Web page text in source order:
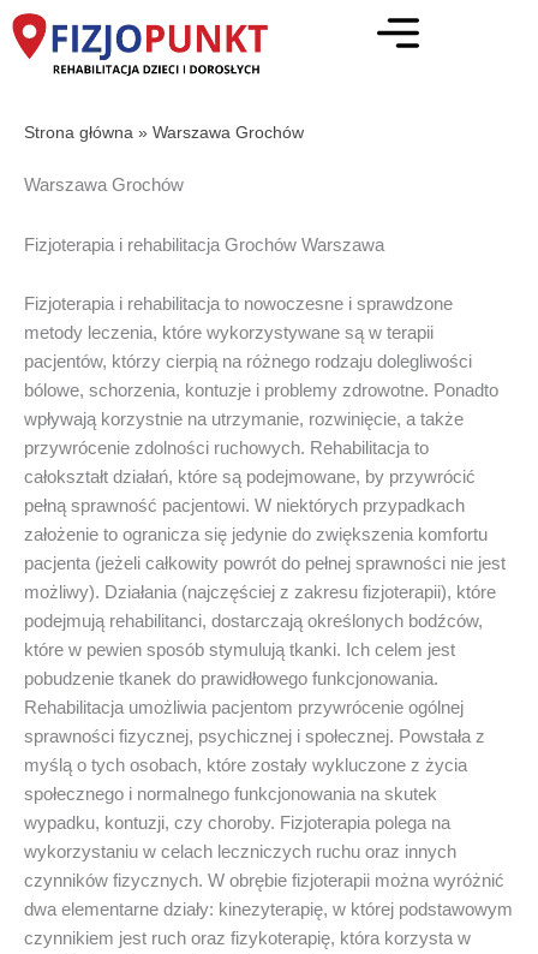
Przejdź
do
Strona główna » Warszawa Grochów
Warszawa Grochów
Fizjoterapia i rehabilitacja Grochów Warszawa
Fizjoterapia i rehabilitacja to nowoczesne i sprawdzone
metody leczenia, które wykorzystywane są w terapii
pacjentów, którzy cierpią na różnego rodzaju dolegliwości
bólowe, schorzenia, kontuzje i problemy zdrowotne. Ponadto
wpływają korzystnie na utrzymanie, rozwinięcie, a także
przywrócenie zdolności ruchowych. Rehabilitacja to
całokształt działań, które są podejmowane, by przywrócić
pełną sprawność pacjentowi. W niektórych przypadkach
założenie to ogranicza się jedynie do zwiększenia komfortu
pacjenta (jeżeli całkowity powrót do pełnej sprawności nie jest
możliwy). Działania (najczęściej z zakresu fizjoterapii), które
podejmują rehabilitanci, dostarczają określonych bodźców,
które w pewien sposób stymulują tkanki. Ich celem jest
pobudzenie tkanek do prawidłowego funkcjonowania.
Rehabilitacja umożliwia pacjentom przywrócenie ogólnej
sprawności fizycznej, psychicznej i społecznej. Powstała z
myślą o tych osobach, które zostały wykluczone z życia
społecznego i normalnego funkcjonowania na skutek
wypadku, kontuzji, czy choroby. Fizjoterapia polega na
wykorzystaniu w celach leczniczych ruchu oraz innych
czynników fizycznych. W obrębie fizjoterapii można wyróżnić
dwa elementarne działy: kinezyterapię, w której podstawowym
czynnikiem jest ruch oraz fizykoterapię, która korzysta w